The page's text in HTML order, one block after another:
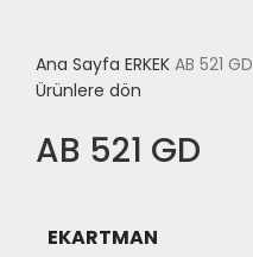
Ana Sayfa ERKEK AB 521 GD
Ürünlere dön
AB 521 GD
EKARTMAN